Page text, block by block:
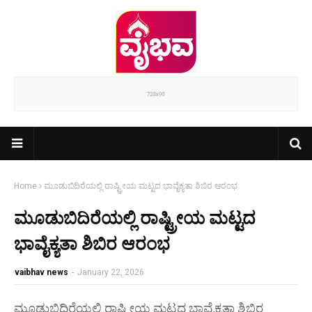
Home ಮೂಡುಬಿದಿರೆಯಲ್ಲಿ ರಾಷ್ಟ್ರೀಯ ಮಟ್ಟದ ಭಾವೈಕ್ಯತಾ ಶಿಬಿರ ಆರಂಭ
ಮೂಡುಬಿದಿರೆಯಲ್ಲಿ ರಾಷ್ಟ್ರೀಯ ಮಟ್ಟದ
ಭಾವೈಕ್ಯತಾ ಶಿಬಿರ ಆರಂಭ
vaibhav news - January 22, 2026
ಮೂಡುಬಿದಿರೆಯಲ್ಲಿ ರಾಷ್ಟ್ರೀಯ ಮಟ್ಟದ ಭಾವೈಕ್ಯತಾ ಶಿಬಿರ